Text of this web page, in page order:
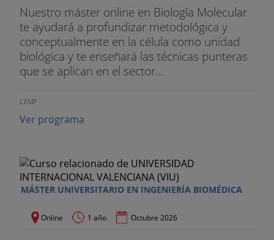
Nuestro máster online en Biología Molecular
te ayudará a profundizar metodológica y
conceptualmente en la célula como unidad
biológica y te enseñará las técnicas punteras
que se aplican en el sector...
CEMP
Ver programa
MÁSTER UNIVERSITARIO EN INGENIERÍA BIOMÉDICA
Online 1 año Octubre 2026